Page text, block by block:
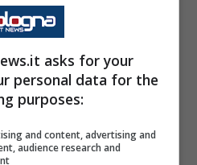
Fabbian,
Pobega;
asks for your
personal data for the
purposes:
and content, advertising and
audience research and